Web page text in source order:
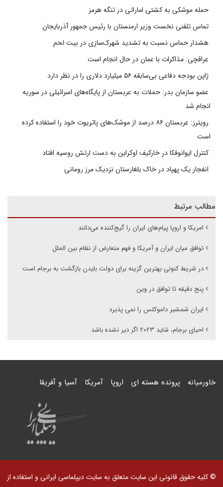
حمله موشکی به کشتی اماراتی در تنگه هرمز
تماس تلفنی نخست وزیر ارمنستان با رئیس جمهور آذربایجان
هشدار حماس نسبت به تشدید شهرک‌سازی در بیت‌ لحم
عراقچی: مذاکرات با عمان در حال انجام است
ژاپن بودجه دفاعی بی‌سابقه ۵۶ میلیارد دلاری را در نظر دارد
عضو سازمان بدر: حملات به عربستان از پایگاه‌های اسرائیلی در سوریه
انجام شد
رویترز: عربستان ۸۶ درصد از موشک‌های پاتریوت خود را استفاده کرده
است
کنترل ایوانوفکا در خارکیف اوکراین به دست ارتش روسیه افتاد
انفجار یک پهپاد در خاک بلغارستان نزدیک مرز رومانی
مطالب مرتبط
امریکا و اروپا پیام‌های ایران را گیج‌کننده می‌دانند
توافق میان ایران و آمریکا و فهم متعارض از نظام بین الملل
در شریط کنونی بهترین گزینه برای دولت بایدن بازگشت به برجام است
پنج دقیقه تا توافق در وین
ایران شمشیر داموکلس را نمی پذیرد
احیای برجام، شاید ۲۰۲۳ اگر دیر نشده باشد
خاورمیانه پرونده هسته ای اروپا آمریکا آسیا و آفریقا
© کلیه حقوق قانونی این سایت متعلق به سایت دیپلماسی ایرانی و استفاده از